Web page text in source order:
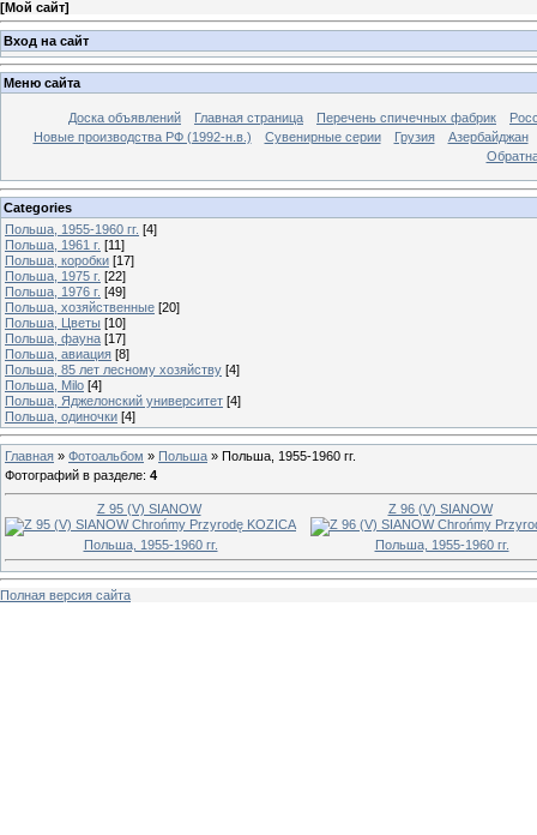
[Мой сайт]
Вход на сайт
Меню сайта
Доска объявлений Главная страница Перечень спичечных фабрик
Новые производства РФ (1992-н.в.)
Сувенирные серии Грузия
Азербайджан
Categories
Польша, 1955-1960 гг. [4]
Польша, 1961 г. [11]
Польша, коробки [17]
Польша, 1975 г. [22]
Польша, 1976 г. [49]
Польша, хозяйственные [20]
Польша, Цветы [10]
Польша, фауна [17]
Польша, авиация [8]
Польша, 85 лет лесному хозяйству [4]
Польша, Milo [4]
Польша, Яджелонский университет [4]
Польша, одиночки [4]
Главная » Фотоальбом » Польша » Польша, 1955-1960 гг.
Фотографий в разделе: 4
Z 95 (V) SIANOW
Польша, 1955-1960 гг.
Z 96 (V) SIANOW
Польша, 1955-1960 гг.
Полная версия сайта